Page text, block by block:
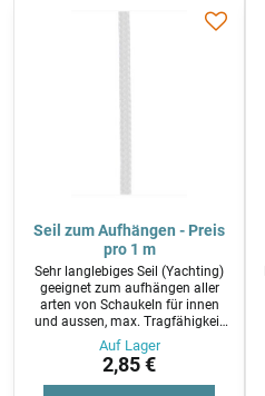
Seil zum Aufhängen - Preis
pro 1 m
Sehr langlebiges Seil (Yachting)
geeignet zum aufhängen aller
arten von Schaukeln für innen
und aussen, max. Tragfähigkeit
200 kg
Auf Lager
2,85 €